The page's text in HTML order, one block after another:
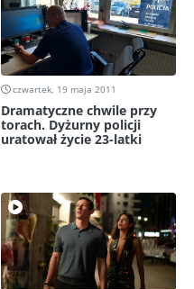
czwartek, 19 maja 2011
Dramatyczne chwile przy
torach. Dyżurny policji
uratował życie 23-latki